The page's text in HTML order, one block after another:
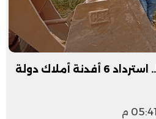
بتوجيهات محافظ قنا.. استرداد 6 أفدنة أملاك دولة